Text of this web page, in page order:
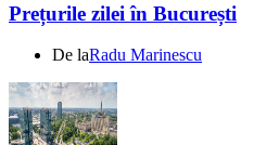
Prețurile zilei în București
De laRadu Marinescu